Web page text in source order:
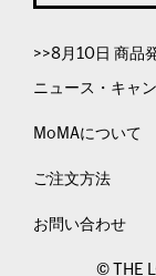
>>8月10日 商品
ニュース・キャ
MoMAについて
ご注文方法
お問い合わせ
© THE